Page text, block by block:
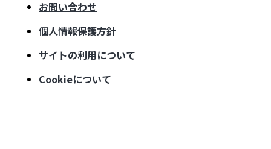
お問い合わせ
個人情報保護方針
サイトの利用について
Cookieについて